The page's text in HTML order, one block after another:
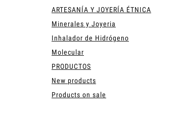
ARTESANÍA Y JOYERÍA ÉTNICA
Minerales y Joyeria
Inhalador de Hidrógeno
Molecular
PRODUCTOS
New products
Products on sale